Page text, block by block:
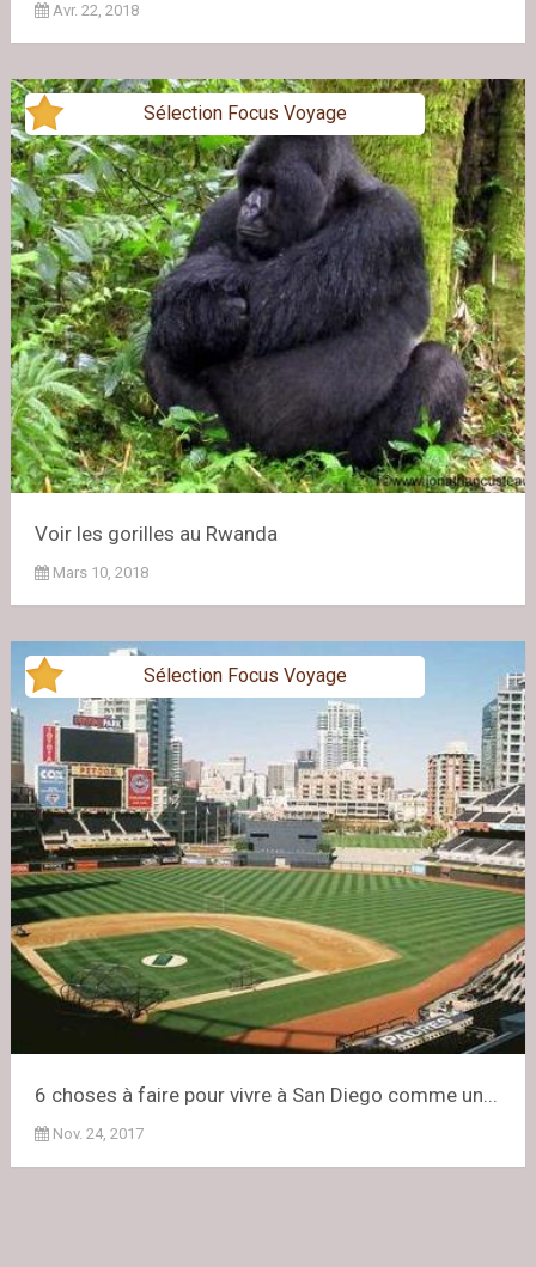
Avr. 22, 2018
Sélection Focus Voyage
Voir les gorilles au Rwanda
Mars 10, 2018
Sélection Focus Voyage
6 choses à faire pour vivre à San Diego comme un...
Nov. 24, 2017